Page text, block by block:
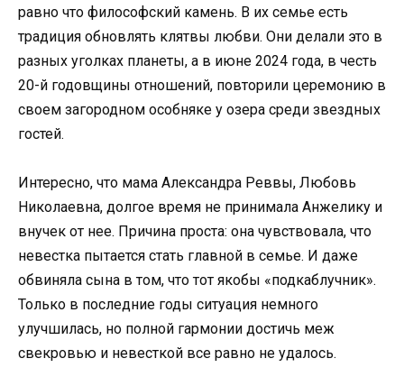
равно что философский камень. В их семье есть
традиция обновлять клятвы любви. Они делали это в
разных уголках планеты, а в июне 2024 года, в честь
20-й годовщины отношений, повторили церемонию в
своем загородном особняке у озера среди звездных
гостей.
Интересно, что мама Александра Реввы, Любовь
Николаевна, долгое время не принимала Анжелику и
внучек от нее. Причина проста: она чувствовала, что
невестка пытается стать главной в семье. И даже
обвиняла сына в том, что тот якобы «подкаблучник».
Только в последние годы ситуация немного
улучшилась, но полной гармонии достичь меж
свекровью и невесткой все равно не удалось.